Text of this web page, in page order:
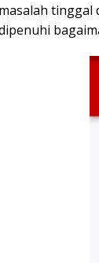
masalah tinggal